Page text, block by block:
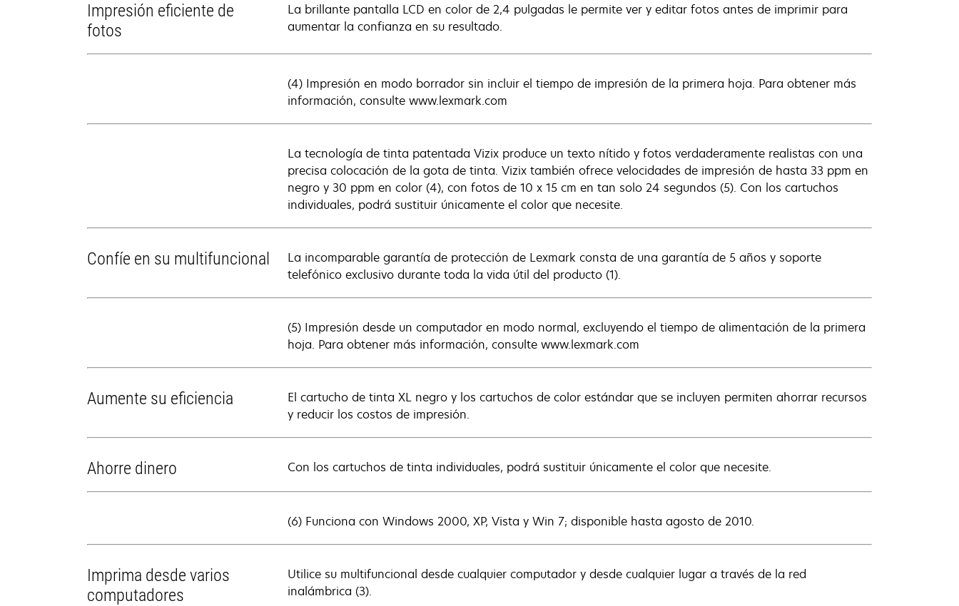
Impresión eficiente de
fotos
La brillante pantalla LCD en color de 2,4 pulgadas le permite ver y editar fotos antes de imprimir para
aumentar la confianza en su resultado.
(4) Impresión en modo borrador sin incluir el tiempo de impresión de la primera hoja. Para obtener más
información, consulte www.lexmark.com
La tecnología de tinta patentada Vizix produce un texto nítido y fotos verdaderamente realistas con una
precisa colocación de la gota de tinta. Vizix también ofrece velocidades de impresión de hasta 33 ppm en
negro y 30 ppm en color (4), con fotos de 10 x 15 cm en tan solo 24 segundos (5). Con los cartuchos
individuales, podrá sustituir únicamente el color que necesite.
Confíe en su multifuncional
La incomparable garantía de protección de Lexmark consta de una garantía de 5 años y soporte
telefónico exclusivo durante toda la vida útil del producto (1).
(5) Impresión desde un computador en modo normal, excluyendo el tiempo de alimentación de la primera
hoja. Para obtener más información, consulte www.lexmark.com
Aumente su eficiencia
El cartucho de tinta XL negro y los cartuchos de color estándar que se incluyen permiten ahorrar recursos
y reducir los costos de impresión.
Ahorre dinero Con los cartuchos de tinta individuales, podrá sustituir únicamente el color que necesite.
(6) Funciona con Windows 2000, XP, Vista y Win 7; disponible hasta agosto de 2010.
Imprima desde varios
computadores
Utilice su multifuncional desde cualquier computador y desde cualquier lugar a través de la red
inalámbrica (3).